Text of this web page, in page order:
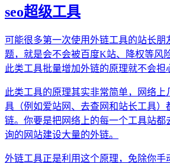
seo超级工具
可能很多第一次使用外链工具的站长朋
题，就是会不会被百度K站、降权等风
此类工具批量增加外链的原理就不会担
此类工具的原理其实非常简单，网络
具（例如爱站网、去查网和站长工具）
链。你要是把网络上的每一个工具站都
询的网站建设大量的外链。
外链工具正是利用这个原理，免除你手